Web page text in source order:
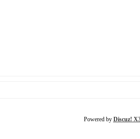
Powered by Discuz!